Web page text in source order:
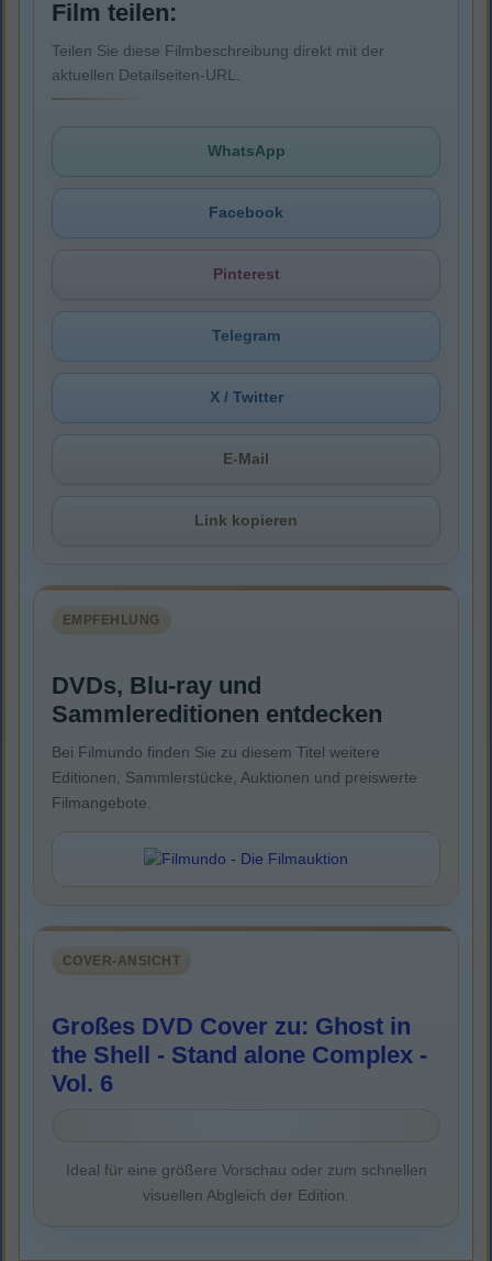
Film teilen:
Teilen Sie diese Filmbeschreibung direkt mit der
aktuellen Detailseiten-URL.
WhatsApp
Facebook
Pinterest
Telegram
X / Twitter
E-Mail
Link kopieren
EMPFEHLUNG
DVDs, Blu-ray und
Sammlereditionen entdecken
Bei Filmundo finden Sie zu diesem Titel weitere
Editionen, Sammlerstücke, Auktionen und preiswerte
Filmangebote.
COVER-ANSICHT
Großes DVD Cover zu: Ghost in
the Shell - Stand alone Complex -
Vol. 6
Ideal für eine größere Vorschau oder zum schnellen
visuellen Abgleich der Edition.